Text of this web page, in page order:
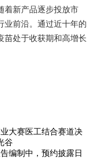
着新产品逐步投放市
业前沿。通过近十年的
苗处于收获期和高增长
大赛医工结合赛道决
谷
编制中，预约披露日